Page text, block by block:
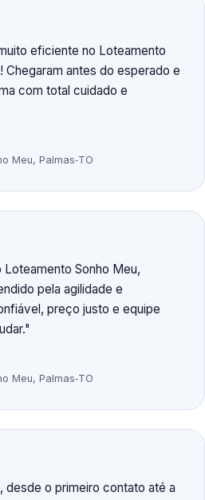
eficiente no Loteamento
Chegaram antes do esperado e
com total cuidado e
Meu, Palmas‑TO
Sonho Meu,
pela agilidade e
preço justo e equipe
Meu, Palmas‑TO
desde o primeiro contato até a